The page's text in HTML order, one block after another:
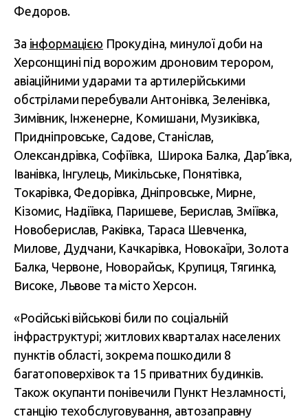
Федоров.
За інформацією Прокудіна, минулої доби на
Херсонщині під ворожим дроновим терором,
авіаційними ударами та артилерійськими
обстрілами перебували Антонівка, Зеленівка,
Зимівник, Інженерне, Комишани, Музиківка,
Придніпровське, Садове, Станіслав,
Олександрівка, Софіївка, Широка Балка, Дар’ївка,
Іванівка, Інгулець, Микільське, Понятівка,
Токарівка, Федорівка, Дніпровське, Мирне,
Кізомис, Надіївка, Паришеве, Берислав, Зміївка,
Новоберислав, Раківка, Тараса Шевченка,
Милове, Дудчани, Качкарівка, Новокаїри, Золота
Балка, Червоне, Новорайськ, Крупиця, Тягинка,
Високе, Львове та місто Херсон.
«Російські військові били по соціальній
інфраструктурі; житлових кварталах населених
пунктів області, зокрема пошкодили 8
багатоповерхівок та 15 приватних будинків.
Також окупанти понівечили Пункт Незламності,
станцію техобслуговування, автозаправну